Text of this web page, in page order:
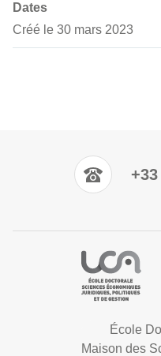
Dates
Créé le 30 mars 2023
École
Maison des